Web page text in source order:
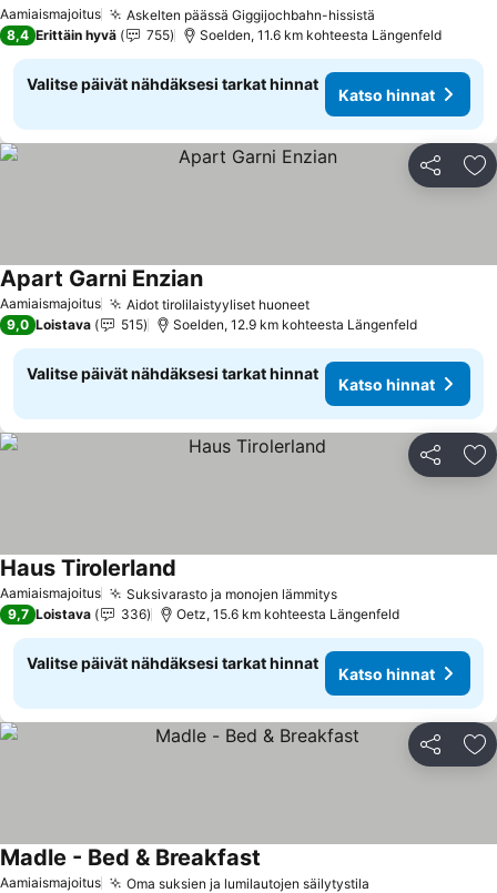
Aamiaismajoitus Askelten päässä Giggijochbahn-hissistä
8,4 Erittäin hyvä 755 Soelden, 11.6 km kohteesta Längenfeld
Valitse päivät nähdäksesi tarkat hinnat
Katso hinnat
Jaa
Aamiaismajoitus Aidot tirolilaistyyliset huoneetKatso hinnat
Apart Garni EnzianKatso hinnat
9,0 Loistava 515 Soelden, 12.9 km kohteesta Längenfeld
Valitse päivät nähdäksesi tarkat hinnat
Katso hinnat
Jaa
Aamiaismajoitus Suksivarasto ja monojen lämmitysKatso hinnat
Haus Tirolerland
9,7 Loistava 336 Oetz, 15.6 km kohteesta Längenfeld
Valitse päivät nähdäksesi tarkat hinnat
Katso hinnat
Jaa
Aamiaismajoitus Oma suksien ja lumilautojen säilytystila
Madle - Bed & Breakfast